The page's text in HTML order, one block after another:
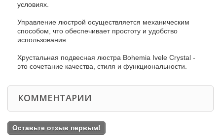
условиях.
Управление люстрой осуществляется механическим
способом, что обеспечивает простоту и удобство
использования.
Хрустальная подвесная люстра Bohemia Ivele Crystal -
это сочетание качества, стиля и функциональности.
КОММЕНТАРИИ
Оставьте отзыв первым!